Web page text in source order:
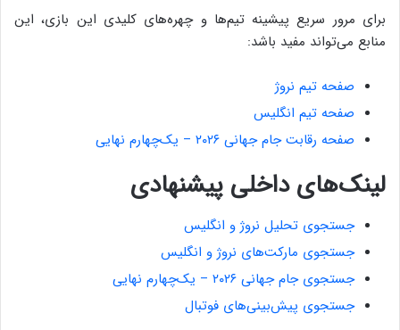
برای مرور سریع پیشینه تیم‌ها و چهره‌های کلیدی این بازی، این
منابع می‌تواند مفید باشد:
صفحه تیم نروژ
صفحه تیم انگلیس
صفحه رقابت جام جهانی ۲۰۲۶ – یک‌چهارم نهایی
لینک‌های داخلی پیشنهادی
جستجوی تحلیل نروژ و انگلیس
جستجوی مارکت‌های نروژ و انگلیس
جستجوی جام جهانی ۲۰۲۶ – یک‌چهارم نهایی
جستجوی پیش‌بینی‌های فوتبال